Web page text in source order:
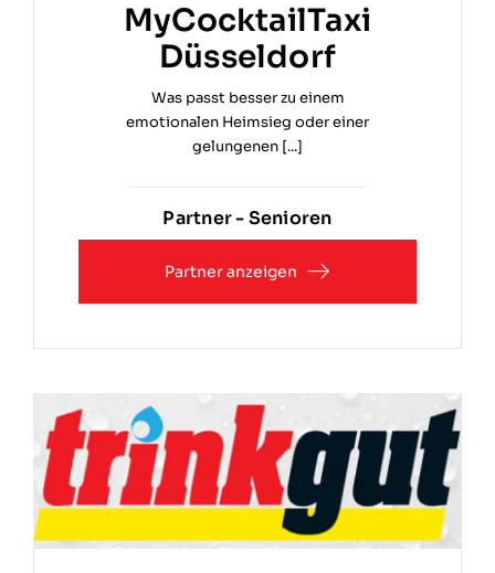
MyCocktailTaxi
Düsseldorf
Was passt besser zu einem
emotionalen Heimsieg oder einer
gelungenen [...]
Partner - Senioren
Partner anzeigen